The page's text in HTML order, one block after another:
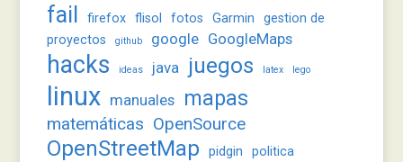
fail
firefox flisol fotos Garmin
gestion de
proyectos
github google GoogleMaps
hacks ideas java juegos latex lego
linux manuales mapas
matemáticas OpenSource
OpenStreetMap pidgin politica